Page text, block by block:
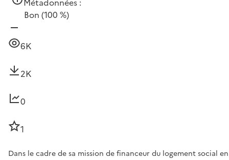
Métadonnées :
Bon (100 %)
6K
2K
0
1
Dans le cadre de sa mission de financeur du logement social en